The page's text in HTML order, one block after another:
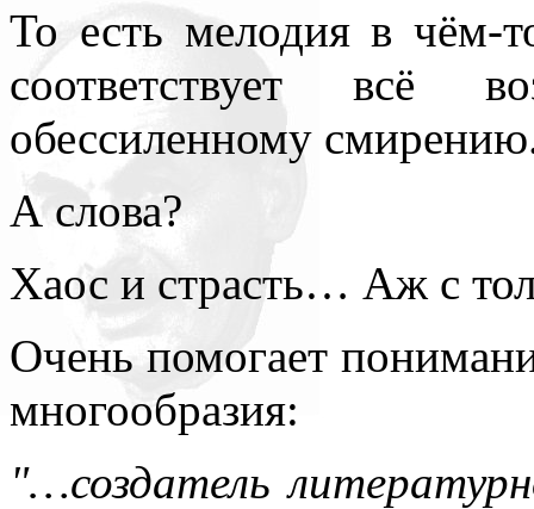
То есть мелодия в чём-
соответствует всё
обессиленному
А слова?
Хаос и страсть… Аж с
Очень помогает
многообразия:
"…создатель